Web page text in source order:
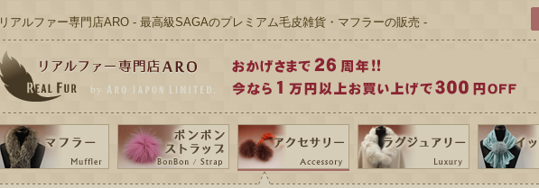
リアルファー専門店ARO - 最高級SAGAのプレミアム毛皮雑貨・マフラーの販売 -